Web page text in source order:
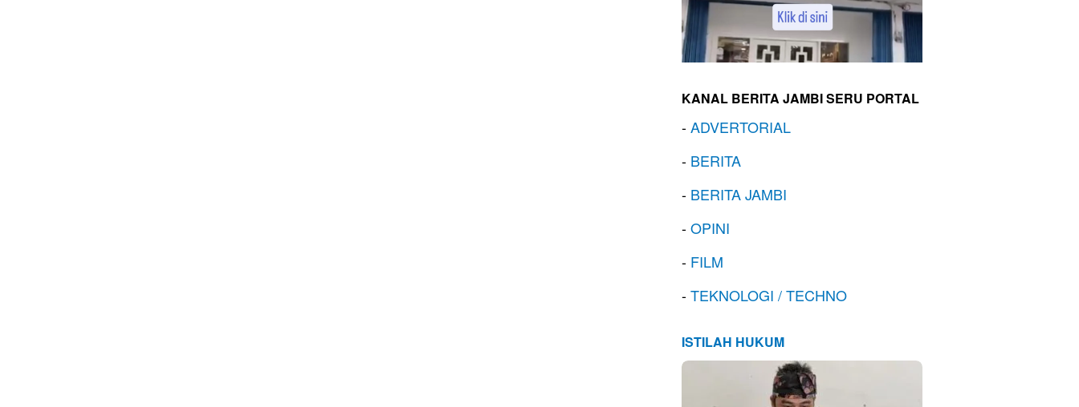
KANAL BERITA JAMBI SERU PORTAL
-ADVERTORIAL
- BERITA
- BERITA JAMBI
-OPINI
- FILM
-TEKNOLOGI / TECHNO
ISTILAH HUKUM